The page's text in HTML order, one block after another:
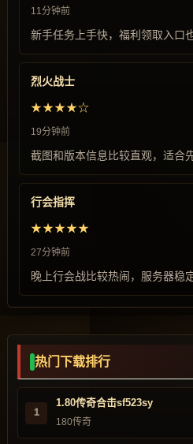
11分钟前
新手任务上手快，福利领取入口
烈火战士
★★★★☆
19分钟前
截图和版本信息比较直观，适合
行会指挥
★★★★★
27分钟前
晚上行会战比较热闹，服务器稳
热门下载排行
1
1.80传奇合击sf523sy
180传奇